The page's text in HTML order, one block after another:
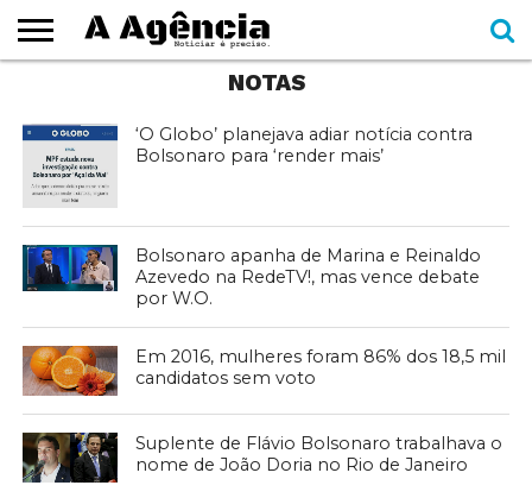
NOTAS
‘O Globo’ planejava adiar notícia contra
Bolsonaro para ‘render mais’
Bolsonaro apanha de Marina e Reinaldo
Azevedo na RedeTV!, mas vence debate
por W.O.
Em 2016, mulheres foram 86% dos 18,5 mil
candidatos sem voto
Suplente de Flávio Bolsonaro trabalhava o
nome de João Doria no Rio de Janeiro